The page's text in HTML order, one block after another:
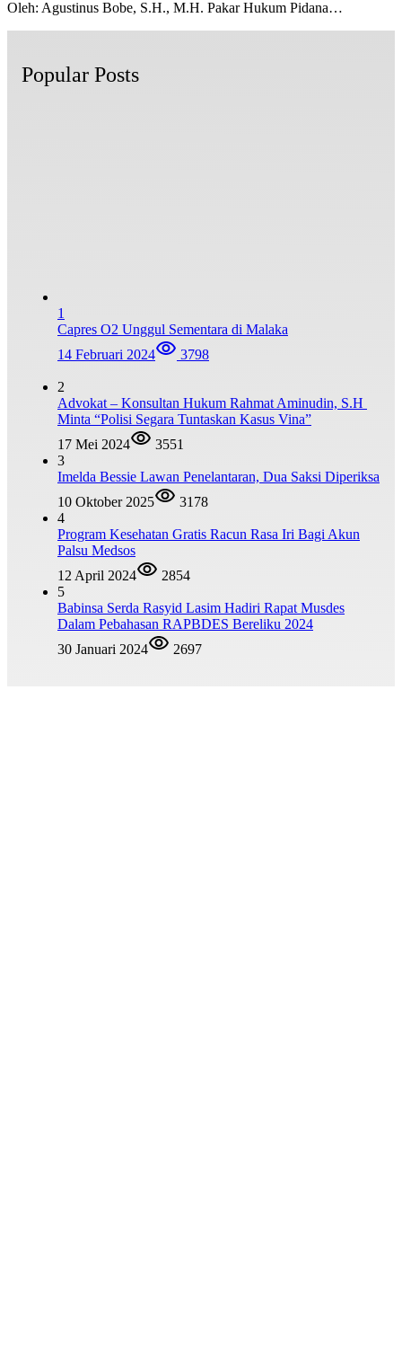
Oleh: Agustinus Bobe, S.H., M.H. Pakar Hukum Pidana…
Popular Posts
1
Capres O2 Unggul Sementara di Malaka
14 Februari 2024
3798
2
Advokat – Konsultan Hukum Rahmat Aminudin, S.H
Minta “Polisi Segara Tuntaskan Kasus Vina”
17 Mei 2024
3551
3
Imelda Bessie Lawan Penelantaran, Dua Saksi Diperiksa
10 Oktober 2025
3178
4
Program Kesehatan Gratis Racun Rasa Iri Bagi Akun
Palsu Medsos
12 April 2024
2854
5
Babinsa Serda Rasyid Lasim Hadiri Rapat Musdes
Dalam Pebahasan RAPBDES Bereliku 2024
30 Januari 2024
2697